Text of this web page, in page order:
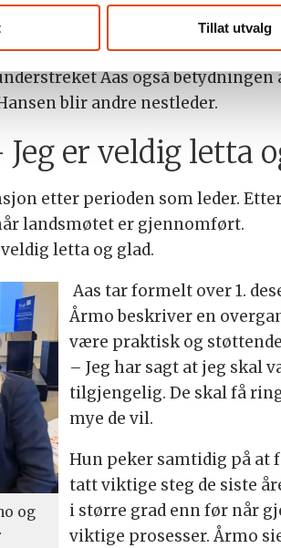
Tillat utvalg
de kamper som er verdt å ta»,
for å unngå unødige konflikter.
Aas også
blir andre nestleder.
er veldig letta
etter perioden som leder.
landsmøtet er gjennomført.
letta og glad.
og
Aas tar formelt over 1.
Årmo beskriver en
være praktisk og
– Jeg har sagt at jeg skal
tilgjengelig. De skal få
mye de vil.
Hun peker samtidig på at
tatt viktige steg de siste
i større grad enn før når
viktige prosesser. Årmo